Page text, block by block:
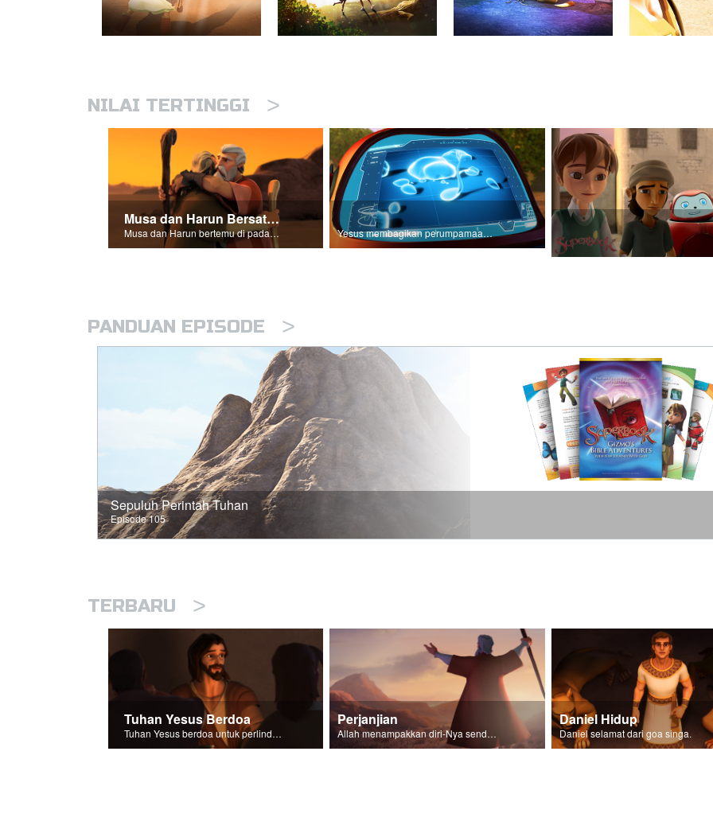
NILAI TERTINGGI >
Musa dan Harun Bersatu Kembali
Musa dan Harun bertemu di padang gurun. Yesus membagikan perumpamaan tentang penabur benih.
PANDUAN EPISODE >
Sepuluh Perintah Tuhan
Episode 105
TERBARU >
Tuhan Yesus Berdoa
Tuhan Yesus berdoa untuk perlindungan bagi para pengikut-Nya.
Perjanjian
Allah menampakkan diri-Nya sendiri kepada keturunan Israel.
Daniel Hidup
Daniel selamat dari goa singa.